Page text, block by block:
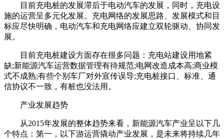
目前充电桩的发展滞后于电动汽车的发展，同时，充电设
施的运营呈多元化发展。充电网络的发展思路、发展模式和目
标应尽快明确，电动汽车和充电网络应建立双轮驱动、协同发
展。
目前充电桩建设方面存在很多问题：充电站建设用地紧
缺;新能源汽车运营数据管理有待规范;电网改造成本高;商业模
式不成熟;有些个别车厂对外宣传误导;充电桩接口、标准、通
信协议不一致，有桩也没法用。
产业发展趋势
从2015年发展的整体趋势来看，新能源汽车产业呈以下几
个特点：第一，以下游运营撬动产业发展，是未来将持续几年